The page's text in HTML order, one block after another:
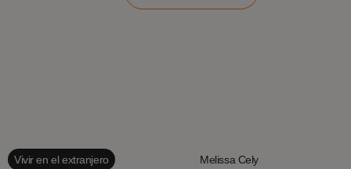
Vivir en el extranjero Melissa Cely